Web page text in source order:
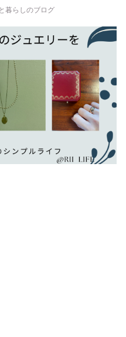
暮らしのブログ